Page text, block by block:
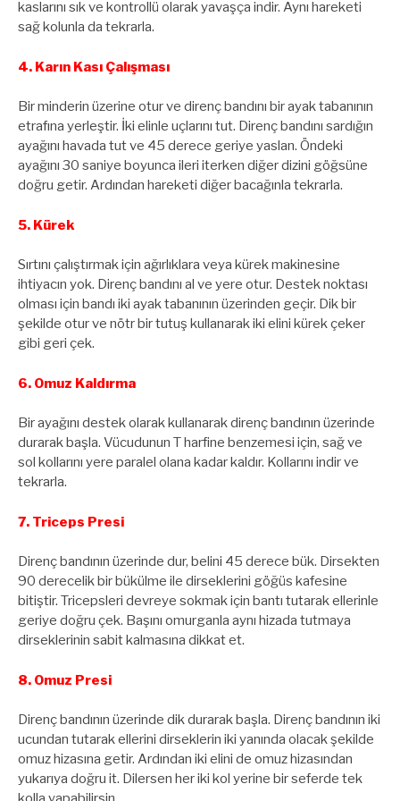
kaslarını sık ve kontrollü olarak yavaşça indir. Aynı hareketi
sağ kolunla da tekrarla.
4. Karın Kası Çalışması
Bir minderin üzerine otur ve direnç bandını bir ayak tabanının
etrafına yerleştir. İki elinle uçlarını tut. Direnç bandını sardığın
ayağını havada tut ve 45 derece geriye yaslan. Öndeki
ayağını 30 saniye boyunca ileri iterken diğer dizini göğsüne
doğru getir. Ardından hareketi diğer bacağınla tekrarla.
5. Kürek
Sırtını çalıştırmak için ağırlıklara veya kürek makinesine
ihtiyacın yok. Direnç bandını al ve yere otur. Destek noktası
olması için bandı iki ayak tabanının üzerinden geçir. Dik bir
şekilde otur ve nötr bir tutuş kullanarak iki elini kürek çeker
gibi geri çek.
6. Omuz Kaldırma
Bir ayağını destek olarak kullanarak direnç bandının üzerinde
durarak başla. Vücudunun T harfine benzemesi için, sağ ve
sol kollarını yere paralel olana kadar kaldır. Kollarını indir ve
tekrarla.
7. Triceps Presi
Direnç bandının üzerinde dur, belini 45 derece bük. Dirsekten
90 derecelik bir bükülme ile dirseklerini göğüs kafesine
bitiştir. Tricepsleri devreye sokmak için bantı tutarak ellerinle
geriye doğru çek. Başını omurganla aynı hizada tutmaya
dirseklerinin sabit kalmasına dikkat et.
8. Omuz Presi
Direnç bandının üzerinde dik durarak başla. Direnç bandının iki
ucundan tutarak ellerini dirseklerin iki yanında olacak şekilde
omuz hizasına getir. Ardından iki elini de omuz hizasından
yukarıya doğru it. Dilersen her iki kol yerine bir seferde tek